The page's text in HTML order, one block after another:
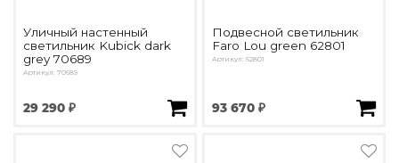
Уличный настенный
светильник Kubick dark
grey 70689
Артикул: 70689
29 290 ₽
Подвесной светильник
Faro Lou green 62801
Артикул: 62801
93 670 ₽